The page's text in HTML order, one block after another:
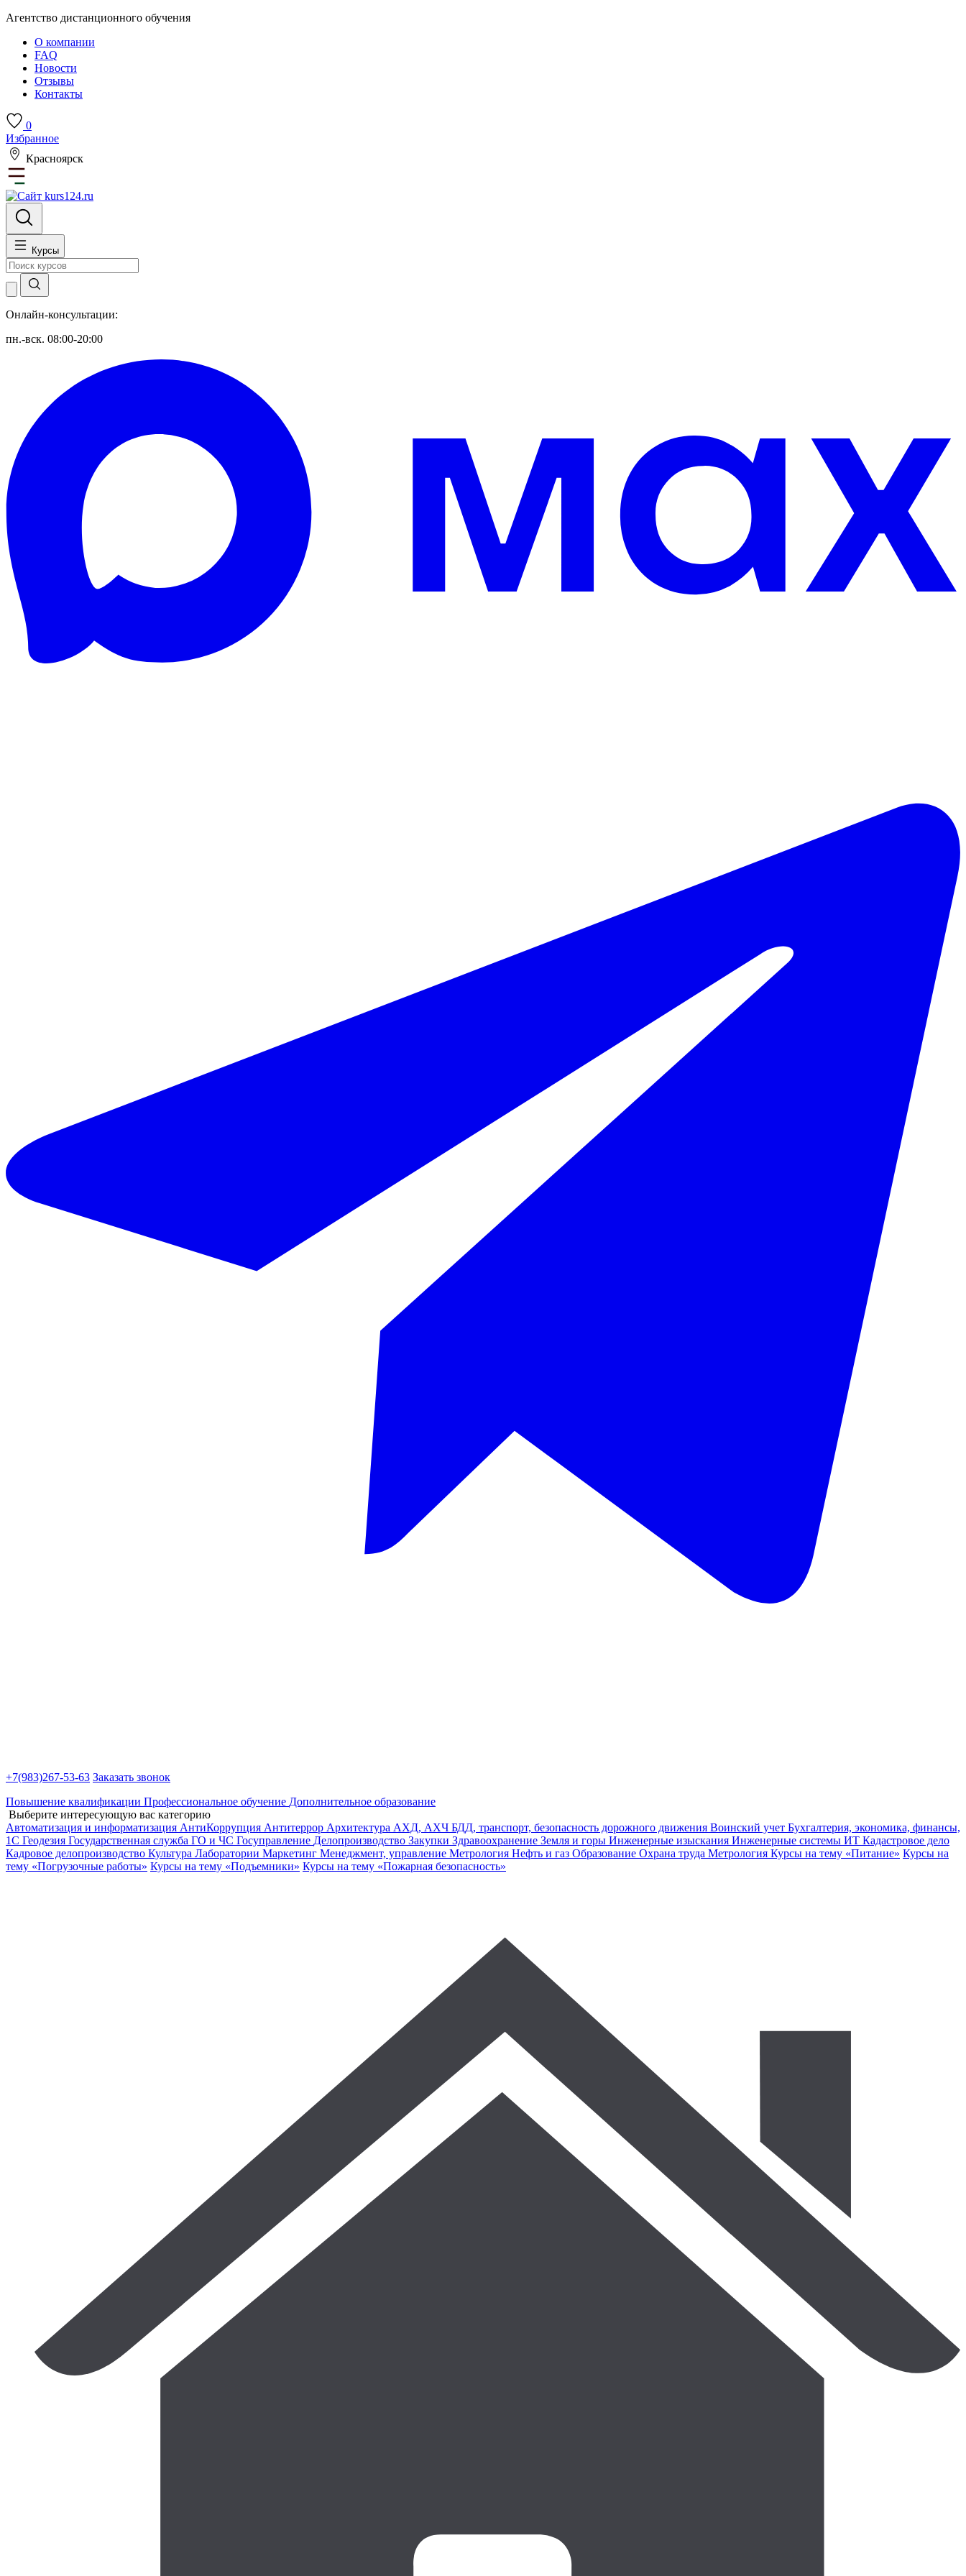
Агентство дистанционного обучения
О компании
FAQ
Новости
Отзывы
Контакты
0
Избранное
Красноярск
Курсы
Онлайн-консультации:
пн.-вск. 08:00-20:00
+7(983)267-53-63 Заказать звонок
Повышение квалификации Профессиональное обучение Дополнительное образование
Выберите интересующую вас категорию
Автоматизация и информатизация АнтиКоррупция Антитеррор Архитектура АХД, АХЧ БДД, транспорт, безопасность дорожного движения Воинский учет Бухгалтерия, экономика, финансы,
1С Геодезия Государственная служба ГО и ЧС Госуправление Делопроизводство Закупки Здравоохранение Земля и горы Инженерные изыскания Инженерные системы ИТ Кадастровое дело
Кадровое делопроизводство Культура Лаборатории Маркетинг Менеджмент, управление Метрология Нефть и газ Образование Охрана труда Метрология Курсы на тему «Питание» Курсы на
тему «Погрузочные работы» Курсы на тему «Подъемники» Курсы на тему «Пожарная безопасность»